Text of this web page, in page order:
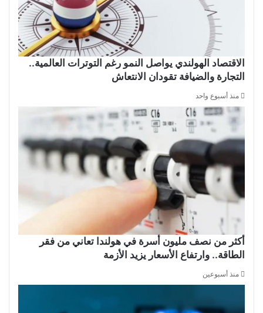
الاقتصاد الهولندي يواصل النمو رغم التوترات العالمية..
التجارة والضيافة تقودان الانتعاش
منذ أسبوع واحد
أكثر من نصف مليون أسرة في هولندا تعاني من فقر
الطاقة.. وارتفاع الأسعار يزيد الأزمة
منذ أسبوعين